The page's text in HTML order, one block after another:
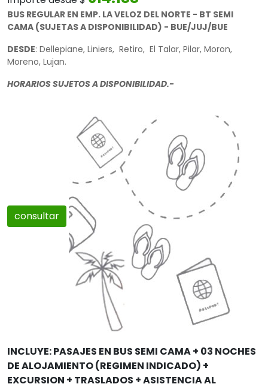
BUS REGULAR EN EMP. LA VELOZ DEL NORTE - BT SEMI
CAMA (SUJETAS A DISPONIBILIDAD) - BUE/JUJ/BUE
DESDE: Dellepiane, Liniers, Retiro, El Talar, Pilar, Moron,
Moreno, Lujan.
HORARIOS SUJETOS A DISPONIBILIDAD.-
consultar
INCLUYE: PASAJES EN BUS SEMI CAMA + 03 NOCHES
DE ALOJAMIENTO (REGIMEN INDICADO) +
EXCURSION + TRASLADOS + ASISTENCIA AL